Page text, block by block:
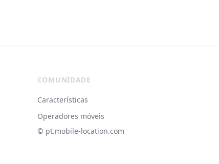
COMUNIDADE
Características
Operadores móveis
© ‌pt.mobile-location.com